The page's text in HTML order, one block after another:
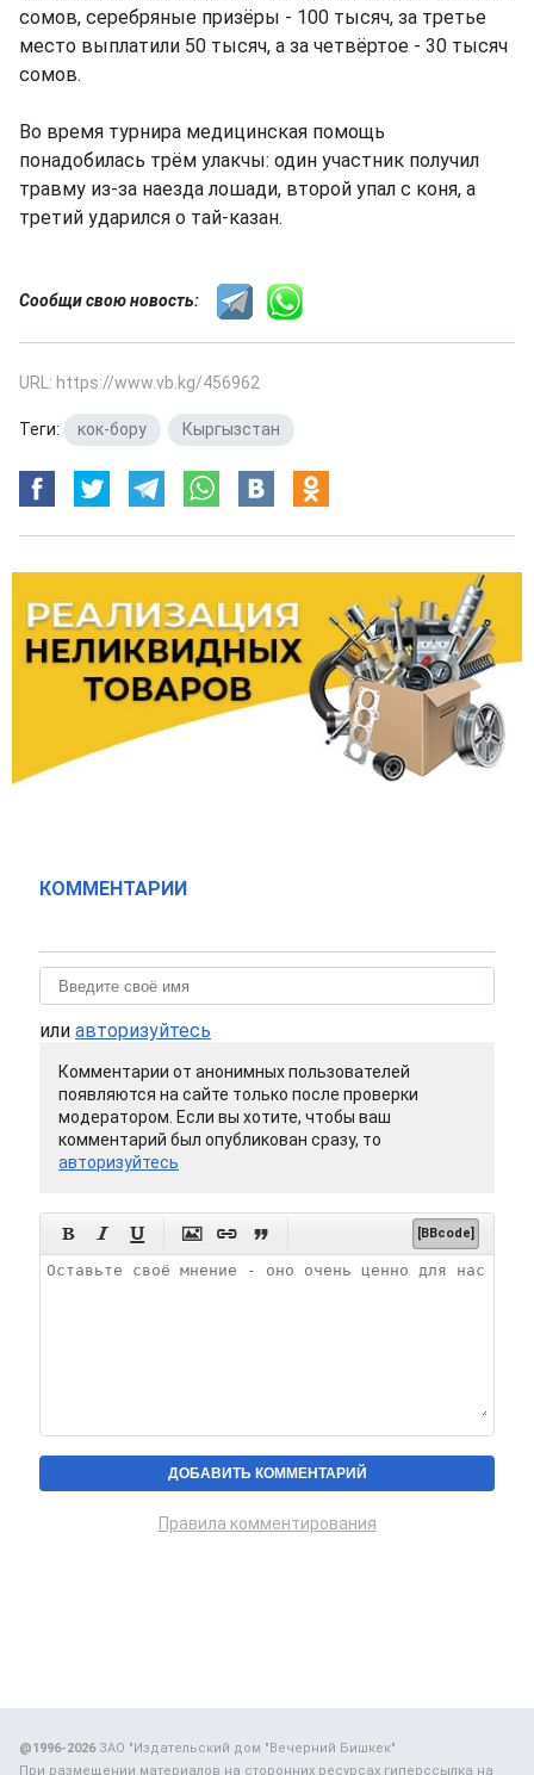
сомов, серебряные призёры - 100 тысяч, за третье
место выплатили 50 тысяч, а за четвёртое - 30 тысяч
сомов.
Во время турнира медицинская помощь
понадобилась трём улакчы: один участник получил
травму из-за наезда лошади, второй упал с коня, а
третий ударился о тай-казан.
Сообщи свою новость:
URL: https://www.vb.kg/456962
Теги: кок-бору Кыргызстан
КОММЕНТАРИИ
или авторизуйтесь
Комментарии от анонимных пользователей
появляются на сайте только после проверки
модератором. Если вы хотите, чтобы ваш
комментарий был опубликован сразу, то
авторизуйтесь
      [BBcode]
Правила комментирования
@1996-2026ЗАО "Издательский дом "Вечерний Бишкек"
При размещении материалов на сторонних ресурсах гиперссылка на